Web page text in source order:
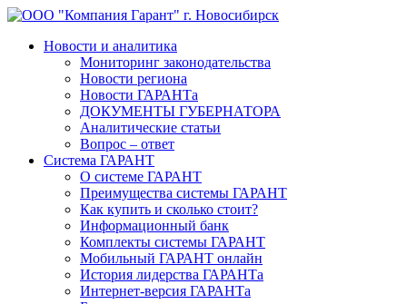
Новости и аналитика
Мониторинг законодательства
Новости региона
Новости ГАРАНТа
ДОКУМЕНТЫ ГУБЕРНАТОРА
Аналитические статьи
Вопрос – ответ
Система ГАРАНТ
О системе ГАРАНТ
Преимущества системы ГАРАНТ
Как купить и сколько стоит?
Информационный банк
Комплекты системы ГАРАНТ
Мобильный ГАРАНТ онлайн
История лидерства ГАРАНТа
Интернет-версия ГАРАНТа